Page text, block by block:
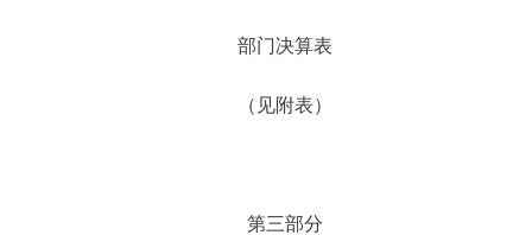
部门决算表
（见附表）
第三部分